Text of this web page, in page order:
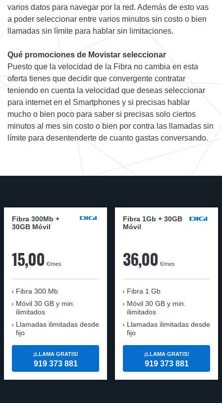
varios datos para navegar por la red. Además de esto vas
a poder seleccionar entre varios minutos sin costo o bien
llamadas sin límite para hablar sin limitaciones.
Qué promociones de Movistar seleccionar
Puesto que la velocidad de la Fibra no cambia en esta
oferta tienes que decidir que convergente contratar
teniendo en cuenta la velocidad que deseas seleccionar
para internet en el Smartphones y si precisas hablar
mucho o bien poco para saber si precisas solo ciertos
minutos al mes sin costo o bien por contra las llamadas sin
límite para desentenderte de cuanto gastas conversando.
Fibra 300Mb +
30GB Móvil
15,00 €/mes
Fibra 300 Mb
Móvil 30 GB y min.
ilimitados
Llamadas ilimitadas desde
fijo
¡LLAMA GRATIS!
919 373 881
Fibra 1Gb + 30GB
Móvil
36,00 €/mes
Fibra 1 Gb
Móvil 30 GB y min.
ilimitados
Llamadas ilimitadas desde
fijo
¡LLAMA GRATIS!
919 373 881